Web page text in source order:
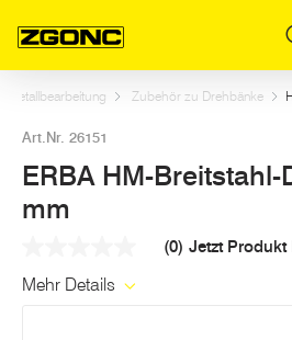
Metallbearbeitung Zubehör zu Drehbänke
Art.Nr. 26151
ERBA HM-
mm
Link
(0) Jetzt Produkt
Mehr Details